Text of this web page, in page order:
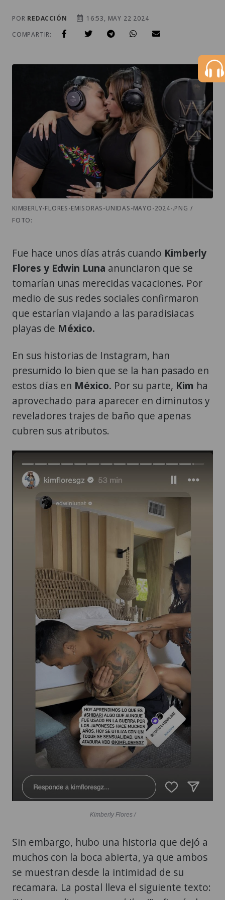
POR REDACCIÓN
16:53, MAY 22 2024
COMPARTIR:
KIMBERLY-FLORES-EMISORAS-UNIDAS-MAYO-2024-.PNG /
FOTO:
Fue hace unos días atrás cuando Kimberly
Flores y Edwin Luna anunciaron que se
tomarían unas merecidas vacaciones. Por
medio de sus redes sociales confirmaron
que estarían viajando a las paradisiacas
playas de México.
En sus historias de Instagram, han
presumido lo bien que se la han pasado en
estos días en México. Por su parte, Kim ha
aprovechado para aparecer en diminutos y
reveladores trajes de baño que apenas
cubren sus atributos.
Kimberly Flores /
Sin embargo, hubo una historia que dejó a
muchos con la boca abierta, ya que ambos
se muestran desde la intimidad de su
recamara. La postal lleva el siguiente texto: